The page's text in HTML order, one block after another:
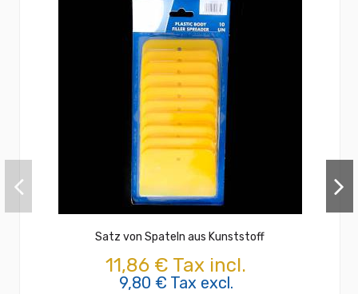
Satz von Spateln aus Kunststoff
11,86 € Tax incl.
9,80 € Tax excl.